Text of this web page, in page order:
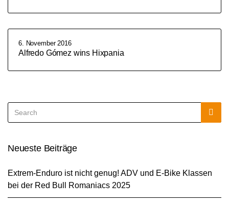
6. November 2016
Alfredo Gómez wins Hixpania
for:
Neueste Beiträge
Extrem-Enduro ist nicht genug! ADV und E-Bike Klassen
bei der Red Bull Romaniacs 2025